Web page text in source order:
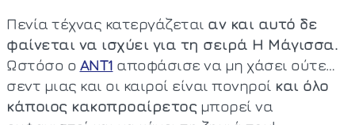
Πενία τέχνας κατεργάζεται αν και αυτό δε
φαίνεται να ισχύει για τη σειρά Η Μάγισσα.
Ωστόσο ο ΑΝΤ1 αποφάσισε να μη χάσει ούτε…
σεντ μιας και οι καιροί είναι πονηροί και όλο
κάποιος κακοπροαίρετος μπορεί να